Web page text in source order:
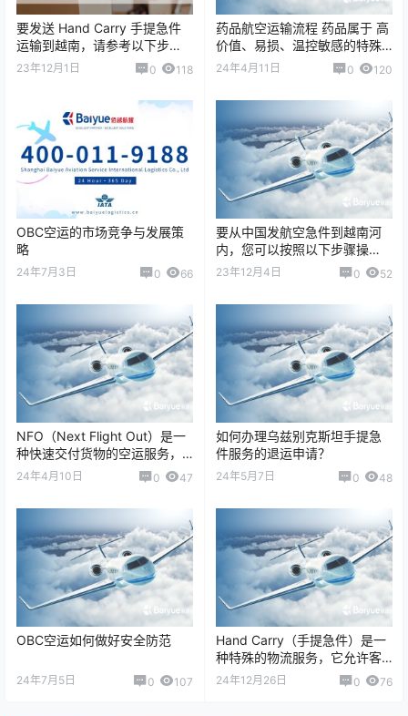
要发送 Hand Carry 手提急件
运输到越南，请参考以下步
骤： 1. 选择一家靠谱的 Hand
23年12月1日 0 118
药品航空运输流程 药品属于 高
价值、易损、温控敏感的特殊
货物，在空运过程中需要严格
遵守运输规范，以确保药品质
量和安全。 …
24年4月11日 0 120
OBC空运的市场竞争与发展策
略
24年7月3日 0 66
要从中国发航空急件到越南河
内，您可以按照以下步骤操
作： 1.选择快递公司 确定一家
提供国际空运服务的快递公
司。上海佰越航…
23年12月4日 0 52
NFO（Next Flight Out）是一
种快速交付货物的空运服务，
通常用于紧急时刻或有时间敏
感性的货物。 了解更多：…
24年4月10日 0 47
如何办理乌兹别克斯坦手提急
件服务的退运申请？
24年5月7日 0 48
OBC空运如何做好安全防范
24年7月5日 0 107
Hand Carry（手提急件）是一
种特殊的物流服务，它允许客
户急需的紧急货物在最短时间
内送达目的地。以下是关于如
24年12月26日 0 76